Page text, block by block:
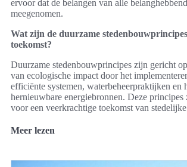
ervoor dat de belangen van alle
meegenomen.
Wat zijn de duurzame
toekomst?
Duurzame stedenbouwprincipes zijn gericht
van ecologische impact door het
efficiënte systemen, waterbeheerpraktijken en
hernieuwbare energiebronnen. Deze principes
voor een veerkrachtige toekomst van
Meer lezen